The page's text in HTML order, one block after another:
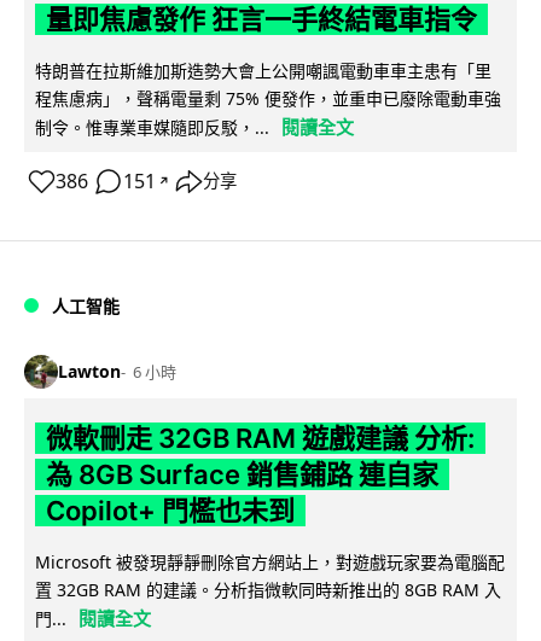
量即焦慮發作 狂言一手終結電車指令
特朗普在拉斯維加斯造勢大會上公開嘲諷電動車車主患有「里
程焦慮病」，聲稱電量剩 75% 便發作，並重申已廢除電動車強
制令。惟專業車媒隨即反駁，...
閱讀全文
386 151 ↗ 分享
人工智能
Lawton 6 小時
微軟刪走 32GB RAM 遊戲建議 分析:
為 8GB Surface 銷售鋪路 連自家
Copilot+ 門檻也未到
Microsoft 被發現靜靜刪除官方網站上，對遊戲玩家要為電腦配
置 32GB RAM 的建議。分析指微軟同時新推出的 8GB RAM 入
門...
閱讀全文